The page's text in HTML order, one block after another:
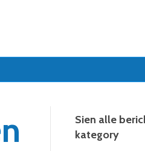
Sien alle
kategory